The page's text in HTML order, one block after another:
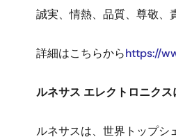
誠実、情熱、品質、尊敬、
詳細はこちらからhttps://
ルネサス エレクトロニクス
ルネサスは、世界トップシ